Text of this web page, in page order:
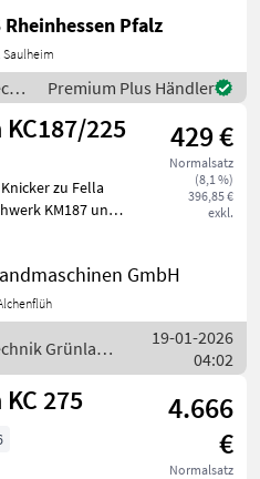
Rheinhessen Pfalz
Saulheim
/
Premium Plus Händler
KC187/225 429 €
Normalsatz
(8,1 %)
396,85 €
exkl.
zu Fella
KM187 und
Aufbereiter
GmbH
Grünland
19-01-2026
04:02
275
4.666
€
Normalsatz